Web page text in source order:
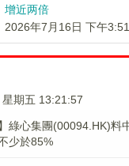
增近两倍
2026年7月16日 下午3:51
期五 13:21:57
】綠心集團(00094.HK)料
少於85%